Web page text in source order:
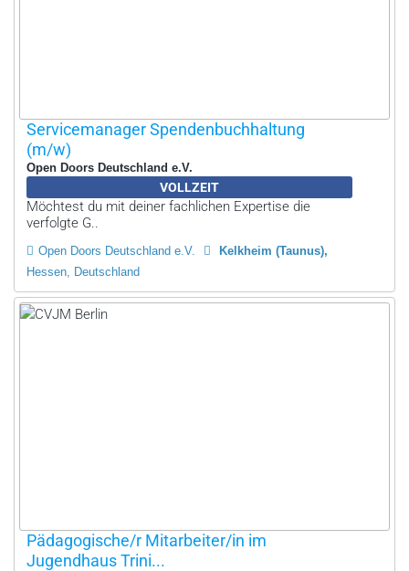
Servicemanager Spendenbuchhaltung
(m/w)
Open Doors Deutschland e.V.
VOLLZEIT
Möchtest du mit deiner fachlichen Expertise die
verfolgte G..
Open Doors Deutschland e.V.
Kelkheim (Taunus)
Hessen, Deutschland
Pädagogische/r Mitarbeiter/in im
Jugendhaus Trini...